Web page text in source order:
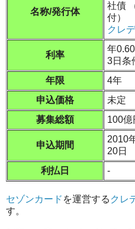
名称/発行体
社債
付）
クレ
利率
年
3日条
年限
4年
申込価格
未定
募集総額
100億
申込期間
2010
20日
利払日
-
セゾンカード を運営する クレ
す。